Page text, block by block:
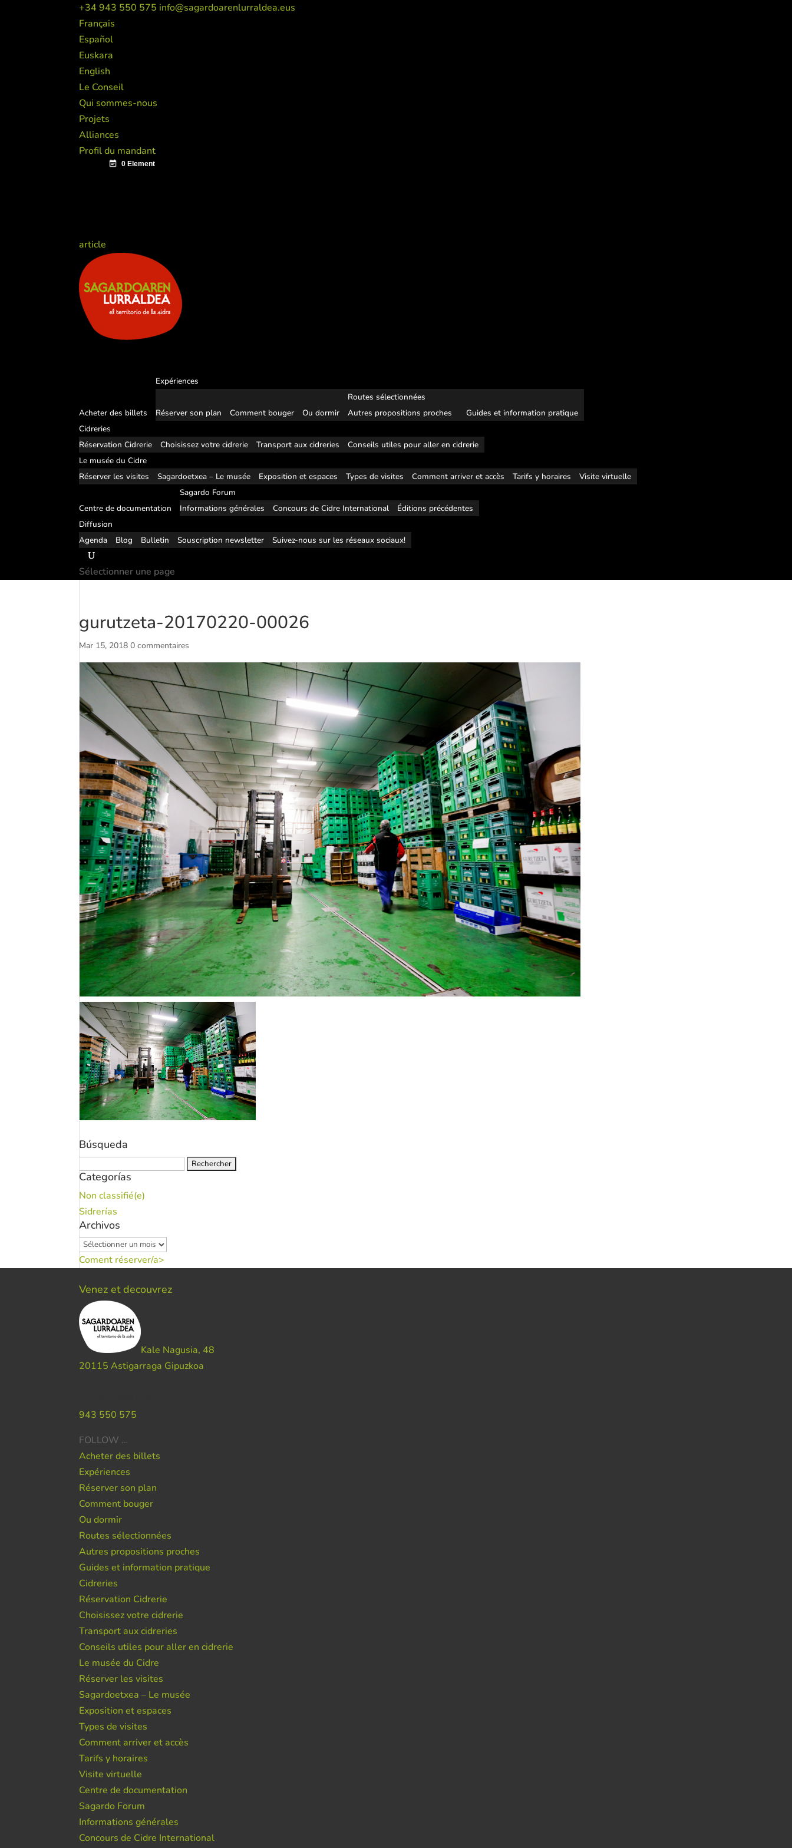
+34 943 550 575 info@sagardoarenlurraldea.eus
Français
Español
Euskara
English
Le Conseil
Qui sommes-nous
Projets
Alliances
Profil du mandant
article
Acheter des billets
Expériences
Réserver son plan Comment bouger Ou dormir
Routes sélectionnées
Autres propositions proches
Guides et information pratique
Cidreries
Réservation Cidrerie
Choisissez votre cidrerie Transport aux cidreries
Conseils utiles pour aller en cidrerie
Le musée du Cidre
Réserver les visites
Sagardoetxea – Le musée Exposition et espaces Types de visites Comment arriver et accès Tarifs y horaires Visite virtuelle
Centre de documentation
Sagardo Forum
Informations générales
Concours de Cidre International
Éditions précédentes
Diffusion
Agenda
Blog Bulletin Souscription newsletter Suivez-nous sur les réseaux sociaux!
Sélectionner une page
gurutzeta-20170220-00026
Mar 15, 2018 0 commentaires
Búsqueda
Categorías
Non classifié(e)
Sidrerías
Archivos
Archivos
Coment réserver/a>
Venez et decouvrez
Kale Nagusia, 48
20115 Astigarraga Gipuzkoa
943 550 575
FOLLOW …
Acheter des billets
Expériences
Réserver son plan
Comment bouger
Ou dormir
Routes sélectionnées
Autres propositions proches
Guides et information pratique
Cidreries
Réservation Cidrerie
Choisissez votre cidrerie
Transport aux cidreries
Conseils utiles pour aller en cidrerie
Le musée du Cidre
Réserver les visites
Sagardoetxea – Le musée
Exposition et espaces
Types de visites
Comment arriver et accès
Tarifs y horaires
Visite virtuelle
Centre de documentation
Sagardo Forum
Informations générales
Concours de Cidre International